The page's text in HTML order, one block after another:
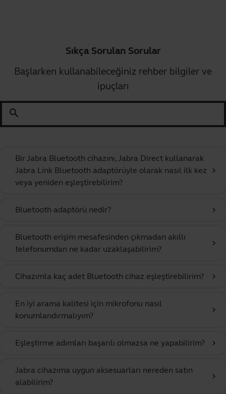
Sıkça Sorulan Sorular
Başlarken kullanabileceğiniz rehber bilgiler ve
ipuçları
search
Bir Jabra Bluetooth cihazını, Jabra Direct kullanarak
Jabra Link Bluetooth adaptörüyle olarak nasıl ilk kez
veya yeniden eşleştirebilirim?
chevron_right
Bluetooth adaptörü nedir? chevron_right
Bluetooth erişim mesafesinden çıkmadan akıllı
telefonumdan ne kadar uzaklaşabilirim?
chevron_right
Cihazımla kaç adet Bluetooth cihaz eşleştirebilirim? chevron_right
En iyi arama kalitesi için mikrofonu nasıl
konumlandırmalıyım?
chevron_right
Eşleştirme adımları başarılı olmazsa ne yapabilirim? chevron_right
Jabra cihazıma uygun aksesuarları nereden satın
alabilirim?
chevron_right